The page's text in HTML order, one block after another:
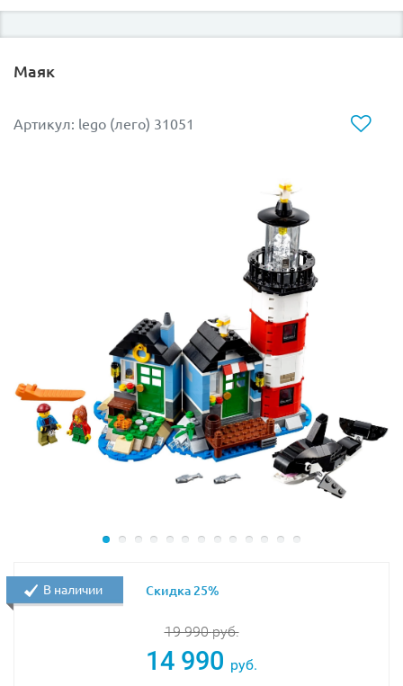
балкон. На площадке перед домом можно построить
апартаменты класса люкс для отдыхающих.
Маяк
Артикул: lego (лего) 31051
19 990руб.
14 990 руб.
В наличии Скидка 25%